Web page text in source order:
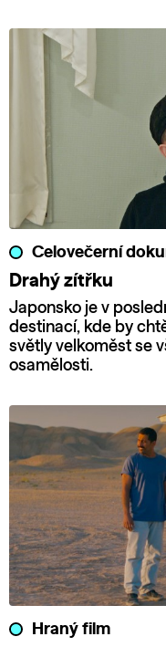
Celovečerní
Drahý zítřku
Japonsko je v
destinací, kde by
světly velkoměst se
osamělosti.
Hraný film